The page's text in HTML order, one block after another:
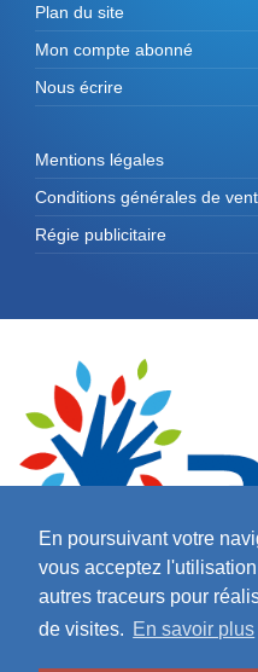
En poursuivant votre
vous acceptez
autres traceurs pour
de visites. En savoir plus
Plan du site
Mon compte abonné
Nous écrire
Mentions légales
Conditions générales de
Régie publicitaire